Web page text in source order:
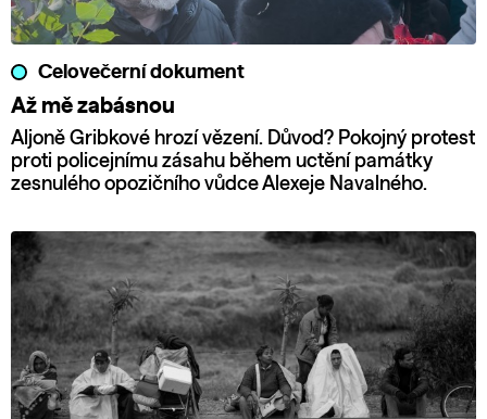
Celovečerní dokument
Až mě zabásnou
Aljoně Gribkové hrozí vězení. Důvod? Pokojný protest
proti policejnímu zásahu během uctění památky
zesnulého opozičního vůdce Alexeje Navalného.